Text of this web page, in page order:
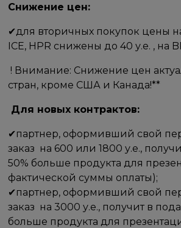
Снижение цен:​ ​
✔для вторичных покупок​ цены на
ICE, HPR снижены до 40 у.е. , на
! Внимание: Снижение цен
стран, кроме США и Канада!**
​ Для новых контрактов: ​
✔​партнер, оформивший свой
заказ ​ на​ 600 или​ 1800 у.е.,
50% больше продукта для
фактической суммы оплаты);
✔партнер, оформивший свой
заказ ​ на​ 3000 у.е., получит в
больше продукта для